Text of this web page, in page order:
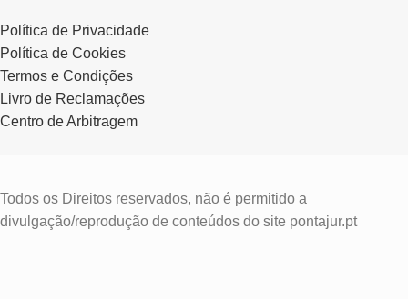
Política de Privacidade
Política de Cookies
Termos e Condições
Livro de Reclamações
Centro de Arbitragem
Todos os Direitos reservados, não é permitido a
divulgação/reprodução de conteúdos do site pontajur.pt